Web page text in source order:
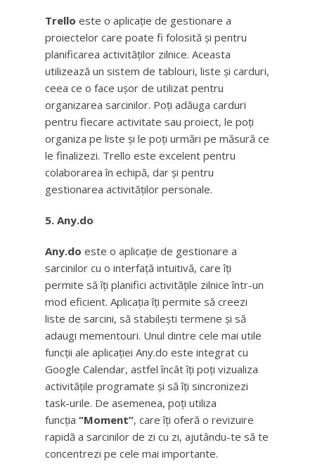
Trello este o aplicație de gestionare a
proiectelor care poate fi folosită și pentru
planificarea activităților zilnice. Aceasta
utilizează un sistem de tablouri, liste și carduri,
ceea ce o face ușor de utilizat pentru
organizarea sarcinilor. Poți adăuga carduri
pentru fiecare activitate sau proiect, le poți
organiza pe liste și le poți urmări pe măsură ce
le finalizezi. Trello este excelent pentru
colaborarea în echipă, dar și pentru
gestionarea activităților personale.
5. Any.do
Any.do este o aplicație de gestionare a
sarcinilor cu o interfață intuitivă, care îți
permite să îți planifici activitățile zilnice într-un
mod eficient. Aplicația îți permite să creezi
liste de sarcini, să stabilești termene și să
adaugi mementouri. Unul dintre cele mai utile
funcții ale aplicației Any.do este integrat cu
Google Calendar, astfel încât îți poți vizualiza
activitățile programate și să îți sincronizezi
task-urile. De asemenea, poți utiliza
funcția “Moment”, care îți oferă o revizuire
rapidă a sarcinilor de zi cu zi, ajutându-te să te
concentrezi pe cele mai importante.